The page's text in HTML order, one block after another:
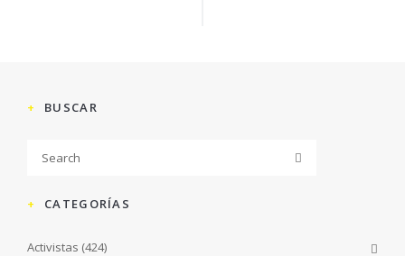
BUSCAR
CATEGORÍAS
Activistas (424)